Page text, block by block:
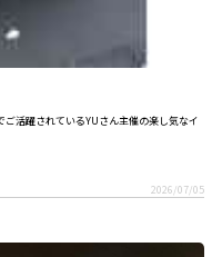
活躍されているYUさん主催の楽し気なイ
2026/07/05